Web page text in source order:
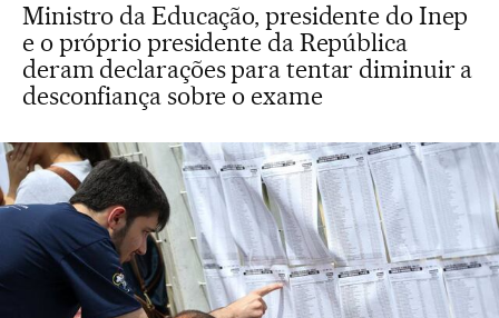
Ministro da Educação, presidente do Inep
e o próprio presidente da República
deram declarações para tentar diminuir a
desconfiança sobre o exame